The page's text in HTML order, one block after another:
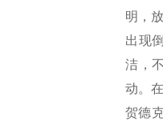
明，
出现
洁，
动。
贺德